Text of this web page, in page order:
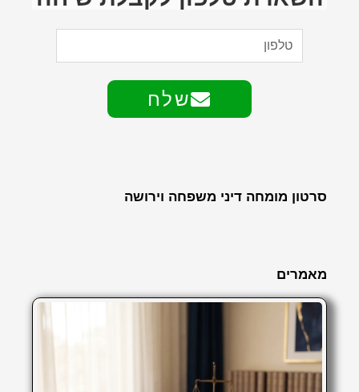
שלח
סרטון מומחה דיני משפחה וירושה
מאמרים